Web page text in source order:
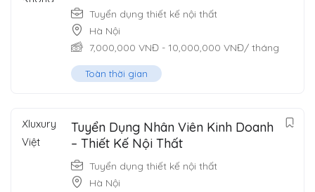
Tuyển dụng thiết kế nội thất
Hà Nội
7,000,000 VNĐ - 10,000,000 VNĐ/ tháng
Toàn thời gian
Tuyển Dụng Nhân Viên Kinh Doanh
– Thiết Kế Nội Thất
Tuyển dụng thiết kế nội thất
Hà Nội